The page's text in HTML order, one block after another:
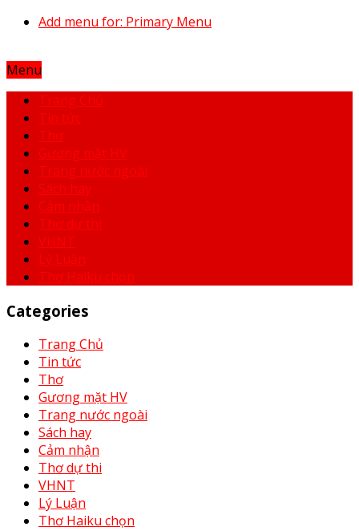
Add menu for: Primary Menu
Menu
Trang Chủ
Tin tức
Thơ
Gương mặt HV
Trang nước ngoài
Sách hay
Cảm nhận
Thơ dự thi
VHNT
Lý Luận
Thơ Haiku chọn
Categories
Trang Chủ
Tin tức
Thơ
Gương mặt HV
Trang nước ngoài
Sách hay
Cảm nhận
Thơ dự thi
VHNT
Lý Luận
Thơ Haiku chọn